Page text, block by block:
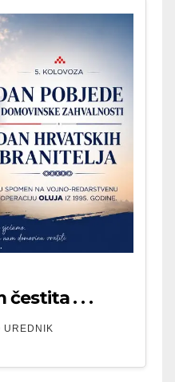
čestita . . .
UREDNIK